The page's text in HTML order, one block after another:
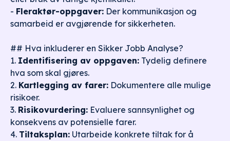
- Fleraktør-oppgaver: Der kommunikasjon og
samarbeid er avgjørende for sikkerheten.
## Hva inkluderer en Sikker Jobb Analyse?
1. Identifisering av oppgaven: Tydelig definere
hva som skal gjøres.
2. Kartlegging av farer: Dokumentere alle mulige
risikoer.
3. Risikovurdering: Evaluere sannsynlighet og
konsekvens av potensielle farer.
4. Tiltaksplan: Utarbeide konkrete tiltak for å